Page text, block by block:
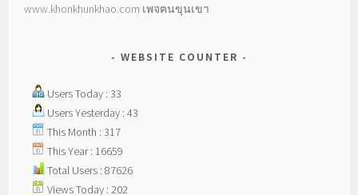
www.khonkhunkhao.com เพจฅนขุนเขา
WEBSITE COUNTER
Users Today : 33
Users Yesterday : 43
This Month : 317
This Year : 16659
Total Users : 87626
Views Today : 202